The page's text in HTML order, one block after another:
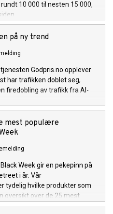
10 000 til nesten 15 000,
på ny trend
Godpris.no opplever
har trafikken doblet seg,
firedobling av trafikk fra AI-
mest populære
Week gir en pekepinn på
i år. Vår
tydelig hvilke produkter som
oversikt over de 25 mest
ettertraktede kategoriene og